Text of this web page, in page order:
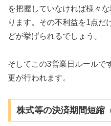
を把握していなければ様々
ります。その不利益を1点だ
どが挙げられるでしょう。
そしてこの3営業日ルールで
更が行われます。
株式等の決済期間短縮